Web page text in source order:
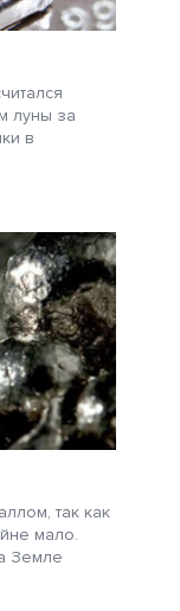
луны за
в
так как
мало.
Земле